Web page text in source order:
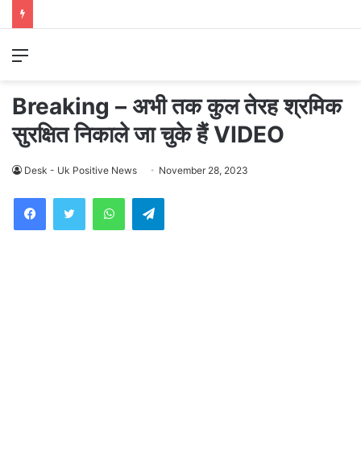
Menu
Breaking – अभी तक कुल तेरह श्रमिक
सुरक्षित निकाले जा चुके हैं VIDEO
Desk - Uk Positive News November 28, 2023
WhatsAppTelegram